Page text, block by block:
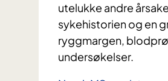
utelukke andre
sykehistorien og en
ryggmargen,
undersøkelser.